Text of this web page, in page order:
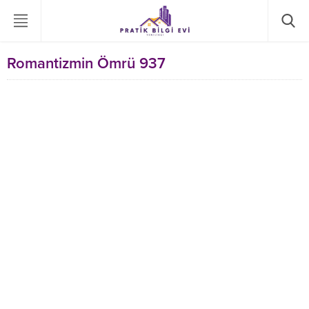
Romantizmin Ömrü 937